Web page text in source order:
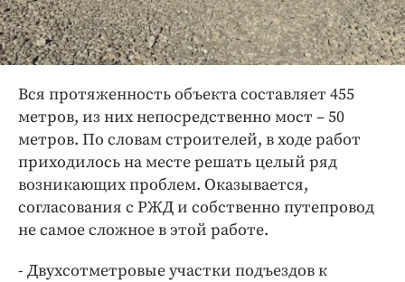
Вся протяженность объекта составляет 455
метров, из них непосредственно мост – 50
метров. По словам строителей, в ходе работ
приходилось на месте решать целый ряд
возникающих проблем. Оказывается,
согласования с РЖД и собственно путепровод
не самое сложное в этой работе.
- Двухсотметровые участки подъездов к